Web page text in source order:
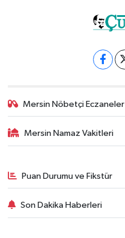
Mersin Nöbetçi Eczaneler
Mersin Namaz Vakitleri
Puan Durumu ve Fikstür
Son Dakika Haberleri